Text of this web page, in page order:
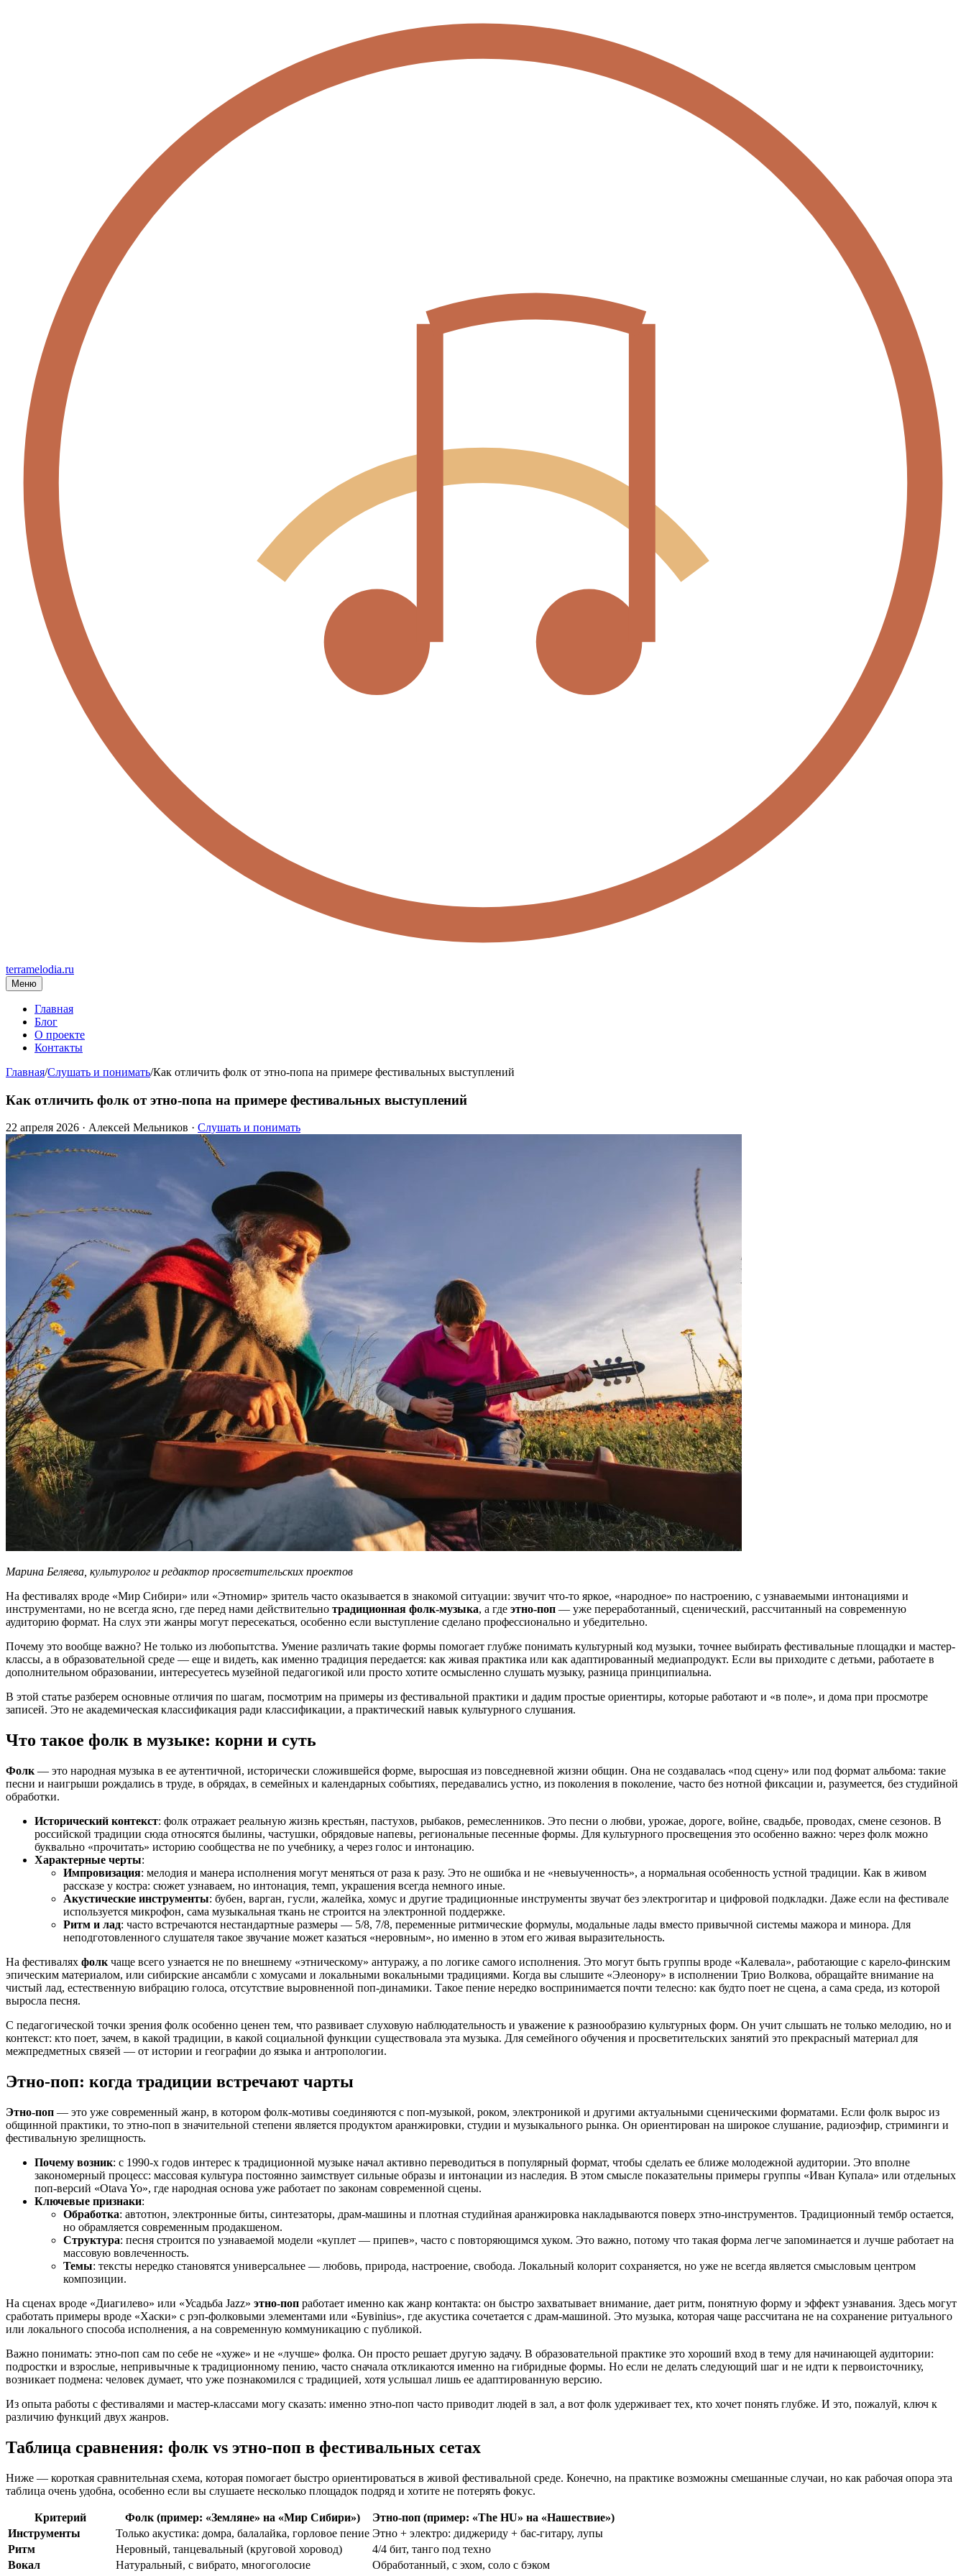
terramelodia.ru
Меню
Главная
Блог
О проекте
Контакты
Главная/Слушать и понимать/Как отличить фолк от этно-попа на примере фестивальных выступлений
Как отличить фолк от этно-попа на примере фестивальных выступлений
22 апреля 2026 · Алексей Мельников · Слушать и понимать
Марина Беляева, культуролог и редактор просветительских проектов
На фестивалях вроде «Мир Сибири» или «Этномир» зритель часто оказывается в знакомой ситуации: звучит что-то яркое, «народное» по настроению, с узнаваемыми интонациями и
инструментами, но не всегда ясно, где перед нами действительно традиционная фолк-музыка, а где этно-поп — уже переработанный, сценический, рассчитанный на современную
аудиторию формат. На слух эти жанры могут пересекаться, особенно если выступление сделано профессионально и убедительно.
Почему это вообще важно? Не только из любопытства. Умение различать такие формы помогает глубже понимать культурный код музыки, точнее выбирать фестивальные площадки и мастер-
классы, а в образовательной среде — еще и видеть, как именно традиция передается: как живая практика или как адаптированный медиапродукт. Если вы приходите с детьми, работаете в
дополнительном образовании, интересуетесь музейной педагогикой или просто хотите осмысленно слушать музыку, разница принципиальна.
В этой статье разберем основные отличия по шагам, посмотрим на примеры из фестивальной практики и дадим простые ориентиры, которые работают и «в поле», и дома при просмотре
записей. Это не академическая классификация ради классификации, а практический навык культурного слушания.
Что такое фолк в музыке: корни и суть
Фолк — это народная музыка в ее аутентичной, исторически сложившейся форме, выросшая из повседневной жизни общин. Она не создавалась «под сцену» или под формат альбома: такие
песни и наигрыши рождались в труде, в обрядах, в семейных и календарных событиях, передавались устно, из поколения в поколение, часто без нотной фиксации и, разумеется, без студийной
обработки.
Исторический контекст: фолк отражает реальную жизнь крестьян, пастухов, рыбаков, ремесленников. Это песни о любви, урожае, дороге, войне, свадьбе, проводах, смене сезонов. В
российской традиции сюда относятся былины, частушки, обрядовые напевы, региональные песенные формы. Для культурного просвещения это особенно важно: через фолк можно
буквально «прочитать» историю сообщества не по учебнику, а через голос и интонацию.
Характерные черты:
Импровизация: мелодия и манера исполнения могут меняться от раза к разу. Это не ошибка и не «невыученность», а нормальная особенность устной традиции. Как в живом
рассказе у костра: сюжет узнаваем, но интонация, темп, украшения всегда немного иные.
Акустические инструменты: бубен, варган, гусли, жалейка, хомус и другие традиционные инструменты звучат без электрогитар и цифровой подкладки. Даже если на фестивале
используется микрофон, сама музыкальная ткань не строится на электронной поддержке.
Ритм и лад: часто встречаются нестандартные размеры — 5/8, 7/8, переменные ритмические формулы, модальные лады вместо привычной системы мажора и минора. Для
неподготовленного слушателя такое звучание может казаться «неровным», но именно в этом его живая выразительность.
На фестивалях фолк чаще всего узнается не по внешнему «этническому» антуражу, а по логике самого исполнения. Это могут быть группы вроде «Калевала», работающие с карело-финским
эпическим материалом, или сибирские ансамбли с хомусами и локальными вокальными традициями. Когда вы слышите «Элеонору» в исполнении Трио Волкова, обращайте внимание на
чистый лад, естественную вибрацию голоса, отсутствие выровненной поп-динамики. Такое пение нередко воспринимается почти телесно: как будто поет не сцена, а сама среда, из которой
выросла песня.
С педагогической точки зрения фолк особенно ценен тем, что развивает слуховую наблюдательность и уважение к разнообразию культурных форм. Он учит слышать не только мелодию, но и
контекст: кто поет, зачем, в какой традиции, в какой социальной функции существовала эта музыка. Для семейного обучения и просветительских занятий это прекрасный материал для
межпредметных связей — от истории и географии до языка и антропологии.
Этно-поп: когда традиции встречают чарты
Этно-поп — это уже современный жанр, в котором фолк-мотивы соединяются с поп-музыкой, роком, электроникой и другими актуальными сценическими форматами. Если фолк вырос из
общинной практики, то этно-поп в значительной степени является продуктом аранжировки, студии и музыкального рынка. Он ориентирован на широкое слушание, радиоэфир, стриминги и
фестивальную зрелищность.
Почему возник: с 1990-х годов интерес к традиционной музыке начал активно переводиться в популярный формат, чтобы сделать ее ближе молодежной аудитории. Это вполне
закономерный процесс: массовая культура постоянно заимствует сильные образы и интонации из наследия. В этом смысле показательны примеры группы «Иван Купала» или отдельных
поп-версий «Otava Yo», где народная основа уже работает по законам современной сцены.
Ключевые признаки:
Обработка: автотюн, электронные биты, синтезаторы, драм-машины и плотная студийная аранжировка накладываются поверх этно-инструментов. Традиционный тембр остается,
но обрамляется современным продакшеном.
Структура: песня строится по узнаваемой модели «куплет — припев», часто с повторяющимся хуком. Это важно, потому что такая форма легче запоминается и лучше работает на
массовую вовлеченность.
Темы: тексты нередко становятся универсальнее — любовь, природа, настроение, свобода. Локальный колорит сохраняется, но уже не всегда является смысловым центром
композиции.
На сценах вроде «Диагилево» или «Усадьба Jazz» этно-поп работает именно как жанр контакта: он быстро захватывает внимание, дает ритм, понятную форму и эффект узнавания. Здесь могут
сработать примеры вроде «Хаски» с рэп-фолковыми элементами или «Бувinius», где акустика сочетается с драм-машиной. Это музыка, которая чаще рассчитана не на сохранение ритуального
или локального способа исполнения, а на современную коммуникацию с публикой.
Важно понимать: этно-поп сам по себе не «хуже» и не «лучше» фолка. Он просто решает другую задачу. В образовательной практике это хороший вход в тему для начинающей аудитории:
подростки и взрослые, непривычные к традиционному пению, часто сначала откликаются именно на гибридные формы. Но если не делать следующий шаг и не идти к первоисточнику,
возникает подмена: человек думает, что уже познакомился с традицией, хотя услышал лишь ее адаптированную версию.
Из опыта работы с фестивалями и мастер-классами могу сказать: именно этно-поп часто приводит людей в зал, а вот фолк удерживает тех, кто хочет понять глубже. И это, пожалуй, ключ к
различию функций двух жанров.
Таблица сравнения: фолк vs этно-поп в фестивальных сетах
Ниже — короткая сравнительная схема, которая помогает быстро ориентироваться в живой фестивальной среде. Конечно, на практике возможны смешанные случаи, но как рабочая опора эта
таблица очень удобна, особенно если вы слушаете несколько площадок подряд и хотите не потерять фокус.
Критерий Фолк (пример: «Земляне» на «Мир Сибири») Этно-поп (пример: «The HU» на «Нашествие»)
Инструменты
Только акустика: домра, балалайка, горловое пение Этно + электро: диджериду + бас-гитару, лупы
Ритм
Неровный, танцевальный (круговой хоровод)
4/4 бит, танго под техно
Вокал
Натуральный, с вибрато, многоголосие
Обработанный, с эхом, соло с бэком